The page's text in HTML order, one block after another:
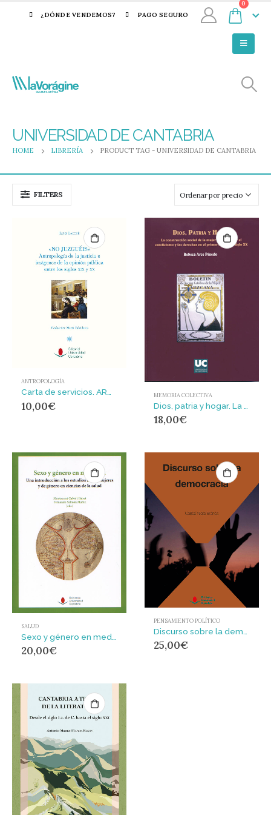
¿DÓNDE VENDEMOS? PAGO SEGURO
0
UNIVERSIDAD DE CANTABRIA
HOME LIBRERÍA PRODUCT TAG - UNIVERSIDAD DE CANTABRIA
FILTERS
ANTROPOLOGÍA
10,00€
MEMORIA COLECTIVA
18,00€
SALUD
20,00€
PENSAMIENTO POLÍTICO
25,00€